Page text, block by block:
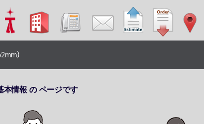
情報 の ページです